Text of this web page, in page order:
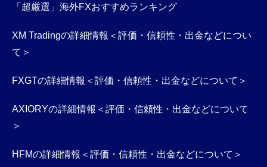
「超厳選」海外FXおすすめランキング
XM Tradingの詳細情報＜評価・信頼性・出金などについ
て＞
FXGTの詳細情報＜評価・信頼性・出金などについて＞
AXIORYの詳細情報＜評価・信頼性・出金などについて
＞
HFMの詳細情報＜評価・信頼性・出金などについて＞